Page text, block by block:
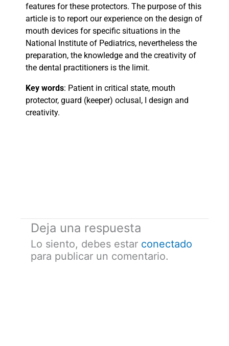
features for these protectors. The purpose of this
article is to report our experience on the design of
mouth devices for specific situations in the
National Institute of Pediatrics, nevertheless the
preparation, the knowledge and the creativity of
the dental practitioners is the limit.
Key words: Patient in critical state, mouth
protector, guard (keeper) oclusal, I design and
creativity.
Deja una respuesta
Lo siento, debes estar conectado
para publicar un comentario.